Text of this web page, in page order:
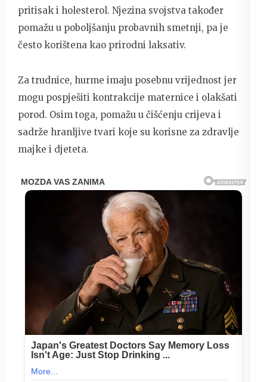
pritisak i holesterol. Njezina svojstva također
pomažu u poboljšanju probavnih smetnji, pa je
često korištena kao prirodni laksativ.
Za trudnice, hurme imaju posebnu vrijednost jer
mogu pospješiti kontrakcije maternice i olakšati
porod. Osim toga, pomažu u čišćenju crijeva i
sadrže hranljive tvari koje su korisne za zdravlje
majke i djeteta.